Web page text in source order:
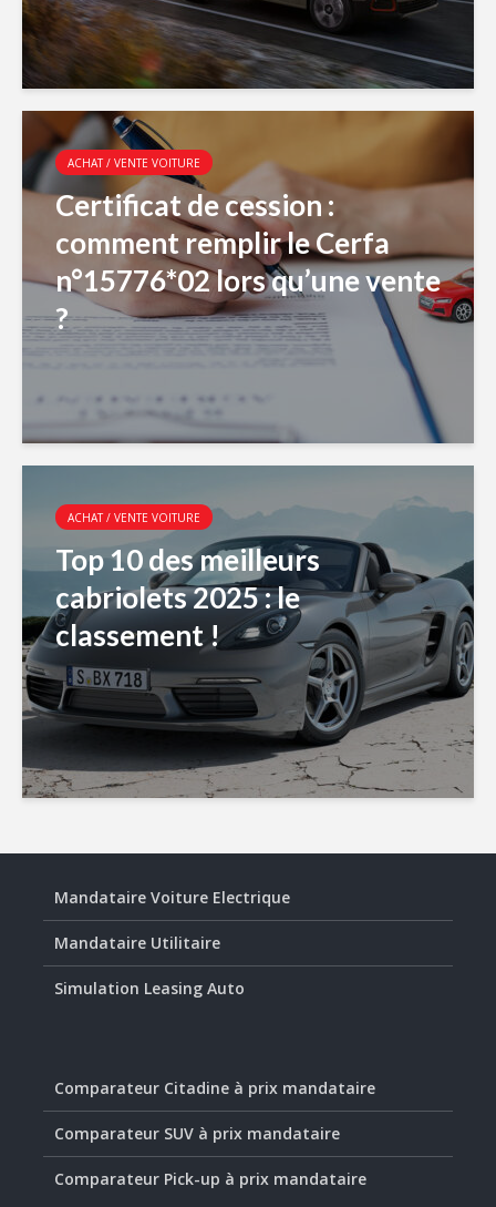
ACHAT / VENTE VOITURE
Certificat de cession :
comment remplir le Cerfa
n°15776*02 lors qu’une vente
?
ACHAT / VENTE VOITURE
Top 10 des meilleurs
cabriolets 2025 : le
classement !
Mandataire Voiture Electrique
Mandataire Utilitaire
Simulation Leasing Auto
Comparateur Citadine à prix mandataire
Comparateur SUV à prix mandataire
Comparateur Pick-up à prix mandataire